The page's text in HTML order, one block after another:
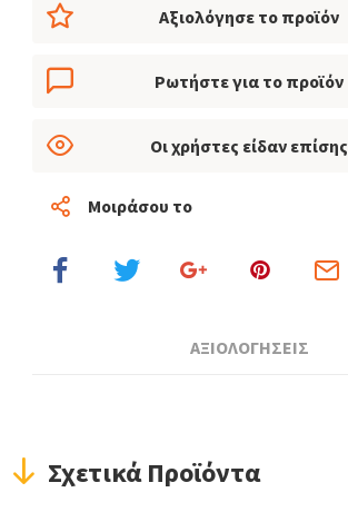
Αξιολόγησε το προϊόν
Ρωτήστε για το προϊόν
Οι χρήστες είδαν επίσης
Μοιράσου το
ΑΞΙΟΛΟΓΗΣΕΙΣ
Σχετικά Προϊόντα